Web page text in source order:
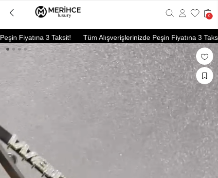
Fiyatına 3 Taksit! Tüm Alışverişlerinizde Peşin Fiyatına 3 Taksit!
0